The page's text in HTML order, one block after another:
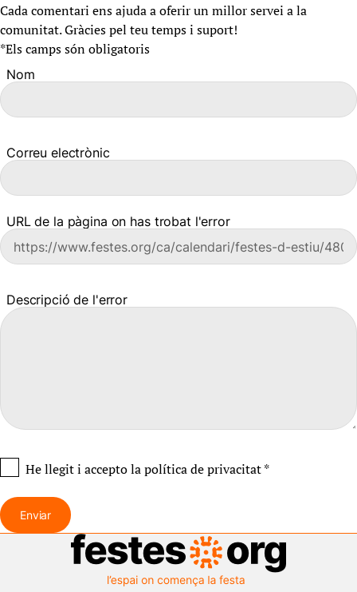
Cada comentari ens ajuda a oferir un millor servei a la
comunitat. Gràcies pel teu temps i suport!
*Els camps són obligatoris
Nom
Correu electrònic
URL de la pàgina on has trobat l'error
Descripció de l'error
He llegit i acceptola política de privacitat*
Enviar